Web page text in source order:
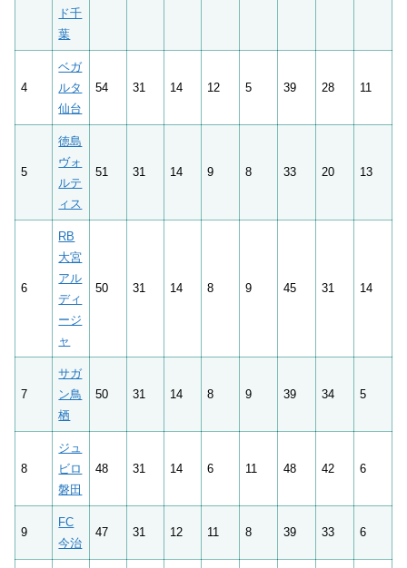
ド千
葉
4
ベガ
ルタ
仙台
54 31 14 12 5 39 28 11
5
徳島
ヴォ
ルテ
ィス
51 31 14 9 8 33 20 13
6
RB
大宮
アル
ディ
ージ
ャ
50 31 14 8 9 45 31 14
7
サガ
ン鳥
栖
50 31 14 8 9 39 34 5
8
ジュ
ビロ
磐田
48 31 14 6 11 48 42 6
9
FC
今治
47 31 12 11 8 39 33 6